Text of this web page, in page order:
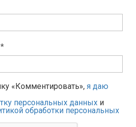
«Комментировать», я даю
персональных данных и
обработки персональных